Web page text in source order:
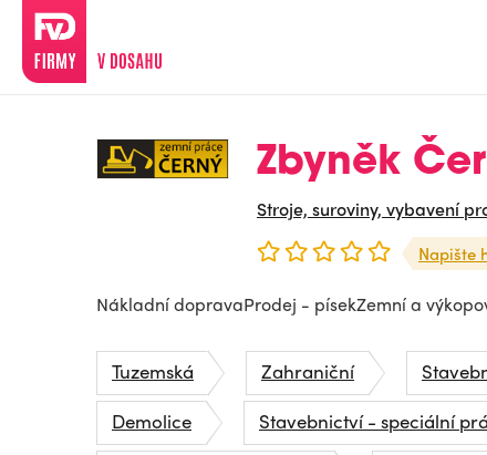
Zbyněk
Stroje, suroviny, vybavení
Napište
Nákladní dopravaProdej - písekZemní a
Tuzemská Zahraniční
Demolice
Stavebnictví - speciální